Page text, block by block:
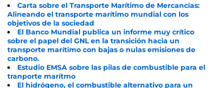
Carta sobre el Transporte Marítimo de Mercancías:
Alineando el transporte marítimo mundial con los
objetivos de la sociedad
El Banco Mundial publica un informe muy crítico
sobre el papel del GNL en la transición hacia un
transporte marítimo con bajas o nulas emisiones de
carbono.
Estudio EMSA sobre las pilas de combustible para el
tranporte marítmo
El hidrógeno, el combustible alternativo para un